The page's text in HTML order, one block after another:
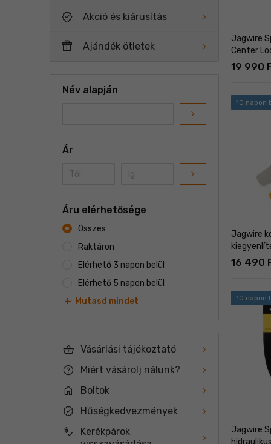
new_releases Akció és kiárusítás
featured_seasonal_and_gifts Ajándék ötletek
Név alapján
navigate_next
Ár
navigate_next
Áru elérhetősége
Összes
Raktáron
Elérhető 3 napon belül
Elérhető 5 napon belül
add Mutasd mindet
shopping_basket Vásárlási tájékoztató
help Miért vásárolj nálunk?
home Boltok
new_releases Hűségkedvezmények
price_check
Kerékpárok
Jagwire
Center
19 990
10 napon
Jagwire
16 490
10 napon
Jagwire